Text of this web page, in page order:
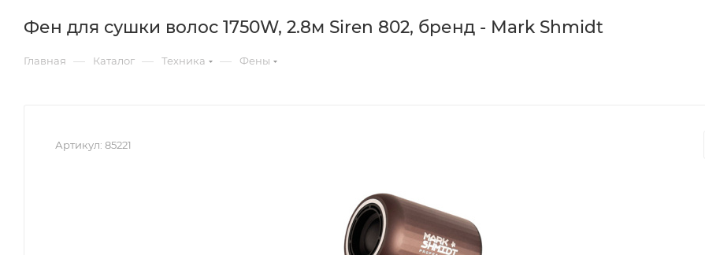
Фен для сушки волос 1750W, 2.8м Siren 802, бренд - Mark Shmidt
Главная — Каталог — Техника — Фены
Артикул: 85221